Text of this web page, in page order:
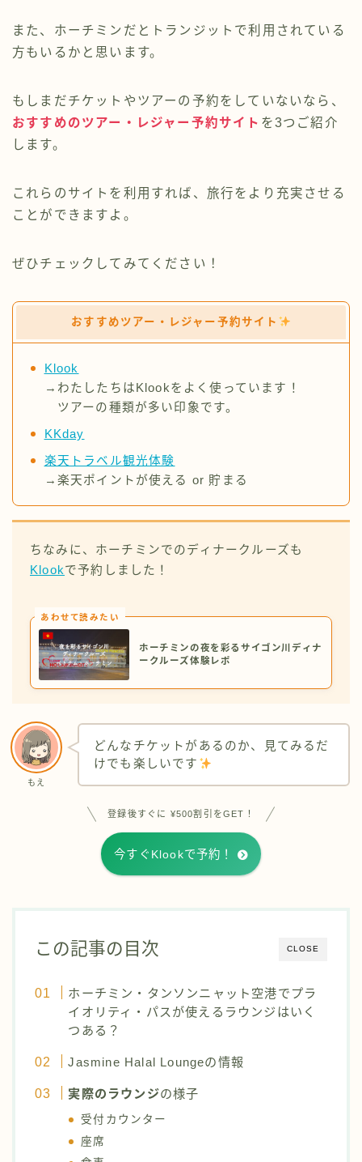
また、ホーチミンだとトランジットで利用されている
方もいるかと思います。
もしまだチケットやツアーの予約をしていないなら、
おすすめのツアー・レジャー予約サイト を3つご紹介
します。
これらのサイトを利用すれば、旅行をより充実させる
ことができますよ。
ぜひチェックしてみてください！
おすすめツアー・レジャー予約サイト
Klook
→わたしたちはKlookをよく使っています！
ツアーの種類が多い印象です。
KKday
楽天トラベル観光体験
→楽天ポイントが使える or 貯まる
ちなみに、ホーチミンでのディナークルーズも
Klookで予約しました！
あわせて読みたい
ホーチミンの夜を彩るサイゴン川ディナ
ークルーズ体験レポ
もえ
どんなチケットがあるのか、見てみるだ
けでも楽しいです
登録後すぐに ¥500割引をGET！
今すぐKlookで予約！
CLOSE
この記事の目次
ホーチミン・タンソンニャット空港でプラ
イオリティ・パスが使えるラウンジはいく
つある？
Jasmine Halal Loungeの情報
実際のラウンジの様子
受付カウンター
座席